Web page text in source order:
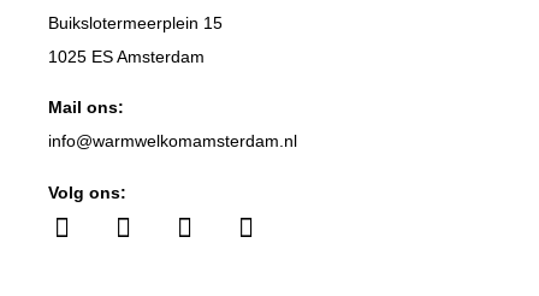
Buikslotermeerplein 15
1025 ES Amsterdam
Mail ons:
info@warmwelkomamsterdam.nl
Volg ons: